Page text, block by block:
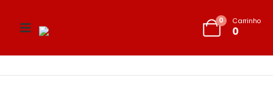
0 Carrinho
0